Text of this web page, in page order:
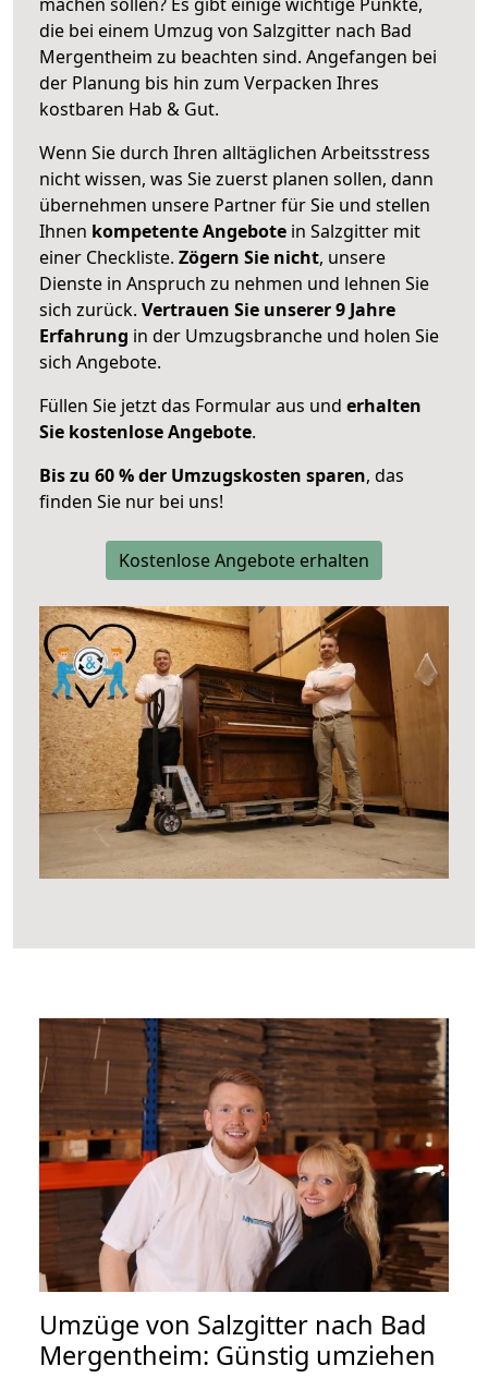
die bei einem Umzug von Salzgitter nach Bad
Mergentheim zu beachten sind. Angefangen bei
der Planung bis hin zum Verpacken Ihres
kostbaren Hab & Gut.
Wenn Sie durch Ihren alltäglichen Arbeitsstress
nicht wissen, was Sie zuerst planen sollen, dann
übernehmen unsere Partner für Sie und stellen
Ihnen kompetente Angebote in Salzgitter mit
einer Checkliste. Zögern Sie nicht, unsere
Dienste in Anspruch zu nehmen und lehnen Sie
sich zurück. Vertrauen Sie unserer 9 Jahre
Erfahrung in der Umzugsbranche und holen Sie
sich Angebote.
Füllen Sie jetzt das Formular aus und erhalten
Sie kostenlose Angebote.
Bis zu 60 % der Umzugskosten sparen, das
finden Sie nur bei uns!
Kostenlose Angebote erhalten
Umzüge von Salzgitter nach Bad
Mergentheim: Günstig umziehen